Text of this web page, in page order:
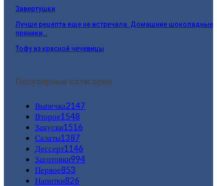
Завертушки
Лучше рецепта еще не встречала. Домашние шоколадные
пряники…
Тофу из красной чечевицы
Популярные категории
Выпечка2147
Второе1548
Закуски1516
Салаты1387
Дессерт1146
Заготовки994
Первое853
Напитки826